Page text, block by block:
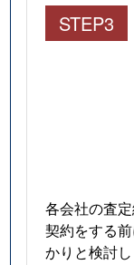
STEP3
各会社の査
契約をする
かりと検討し